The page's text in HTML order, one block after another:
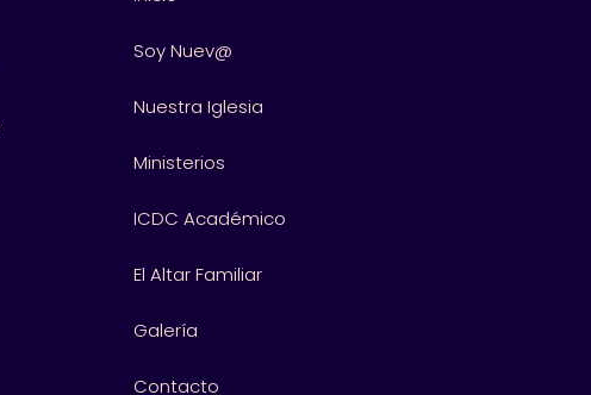
Soy Nuev@
Nuestra Iglesia
Ministerios
ICDC Académico
El Altar Familiar
Galería
Contacto